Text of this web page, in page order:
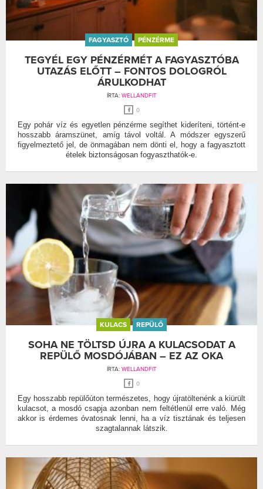
FAGYASZTÓ PÉNZÉRME
TEGYÉL EGY PÉNZÉRMÉT A FAGYASZTÓBA
UTAZÁS ELŐTT – FONTOS DOLOGRÓL
ÁRULKODHAT
ÍRTA: WELLANDFIT
0
Egy pohár víz és egyetlen pénzérme segíthet kideríteni, történt-e
hosszabb áramszünet, amíg távol voltál. A módszer egyszerű
figyelmeztető jel, de önmagában nem dönti el, hogy a fagyasztott
ételek biztonságosan fogyaszthatók-e.
KULACS REPÜLŐ
SOHA NE TÖLTSD ÚJRA A KULACSODAT A
REPÜLŐ MOSDÓJÁBAN – EZ AZ OKA
ÍRTA: WELLANDFIT
0
Egy hosszabb repülőúton természetes, hogy újratöltenénk a kiürült
kulacsot, a mosdó csapja azonban nem feltétlenül erre való. Még
akkor is érdemes óvatosnak lenni, ha a víz tisztának és teljesen
szagtalannak látszik.